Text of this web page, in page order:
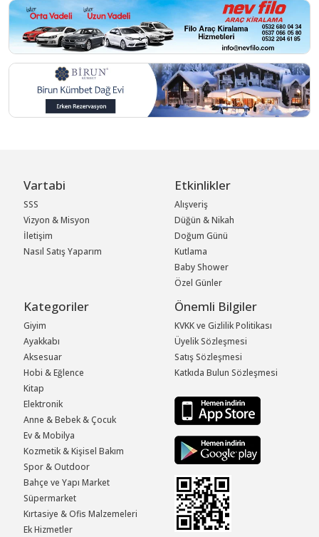
Vartabi
SSS
Vizyon & Misyon
İletişim
Nasıl Satış Yaparım
Etkinlikler
Alışveriş
Düğün & Nikah
Doğum Günü
Kutlama
Baby Shower
Özel Günler
Kategoriler
Giyim
Ayakkabı
Aksesuar
Hobi & Eğlence
Kitap
Elektronik
Anne & Bebek & Çocuk
Ev & Mobilya
Kozmetik & Kişisel Bakım
Spor & Outdoor
Bahçe ve Yapı Market
Süpermarket
Kırtasiye & Ofis Malzemeleri
Ek Hizmetler
Önemli Bilgiler
KVKK ve Gizlilik Politikası
Üyelik Sözleşmesi
Satış Sözleşmesi
Katkıda Bulun Sözleşmesi